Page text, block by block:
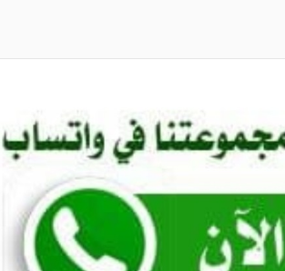
تتسبب في فضيحة بجلاجل في أمريكا
العظيمة*
*لا تستبقُوهم ..!!* *الطاهر ساتي*
*مواقف ومشاهد. عبد الباقي جبارة.. قلم
الريف والهامش في زمن الحرب . بقلم:
عبدالله إسحق محمد نيل*